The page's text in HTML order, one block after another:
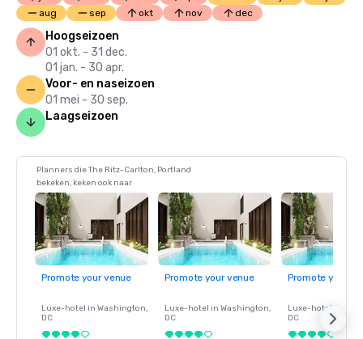
aug
sep okt nov dec
Hoogseizoen
01 okt. - 31 dec.
01 jan. - 30 apr.
Voor- en naseizoen
01 mei - 30 sep.
Laagseizoen
Planners die The Ritz-Carlton, Portland
bekeken, keken ook naar
Promote your venue
Luxe-hotel in Washington,
DC
Promote your venue
Luxe-hotel in Washington,
DC
Promote your
Luxe-hotel in
DC